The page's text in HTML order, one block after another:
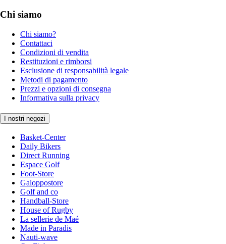
Chi siamo
Chi siamo?
Contattaci
Condizioni di vendita
Restituzioni e rimborsi
Esclusione di responsabilità legale
Metodi di pagamento
Prezzi e opzioni di consegna
Informativa sulla privacy
I nostri negozi
Basket-Center
Daily Bikers
Direct Running
Espace Golf
Foot-Store
Galoppostore
Golf and co
Handball-Store
House of Rugby
La sellerie de Maé
Made in Paradis
Nauti-wave